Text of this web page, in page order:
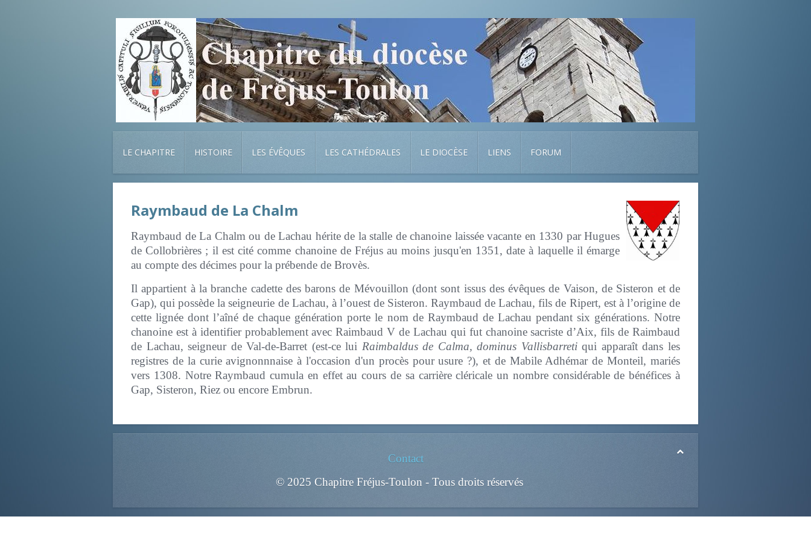
LE CHAPITRE HISTOIRE LES ÉVÊQUES LES CATHÉDRALES LE DIOCÈSE LIENS FORUM
Raymbaud de La Chalm
Raymbaud de La Chalm ou de Lachau hérite de la stalle de chanoine laissée vacante en 1330 par Hugues
de Collobrières ; il est cité comme chanoine de Fréjus au moins jusqu'en 1351, date à laquelle il émarge
au compte des décimes pour la prébende de Brovès.
Il appartient à la branche cadette des barons de Mévouillon (dont sont issus des évêques de Vaison, de Sisteron et de
Gap), qui possède la seigneurie de Lachau, à l’ouest de Sisteron. Raymbaud de Lachau, fils de Ripert, est à l’origine de
cette lignée dont l’aîné de chaque génération porte le nom de Raymbaud de Lachau pendant six générations. Notre
chanoine est à identifier probablement avec Raimbaud V de Lachau qui fut chanoine sacriste d’Aix, fils de Raimbaud
de Lachau, seigneur de Val-de-Barret (est-ce lui Raimbaldus de Calma, dominus Vallisbarretiqui apparaît dans les
registres de la curie avignonnnaise à l'occasion d'un procès pour usure ?), et de Mabile Adhémar de Monteil, mariés
vers 1308. Notre Raymbaud cumula en effet au cours de sa carrière cléricale un nombre considérable de bénéfices à
Gap, Sisteron, Riez ou encore Embrun.
Contact
© 2025 Chapitre Fréjus-Toulon - Tous droits réservés